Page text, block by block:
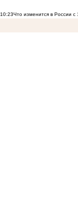
10:23Что изменится в России с